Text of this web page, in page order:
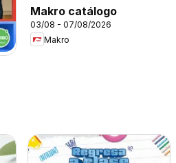
Makro catálogo
03/08 - 07/08/2026
Makro